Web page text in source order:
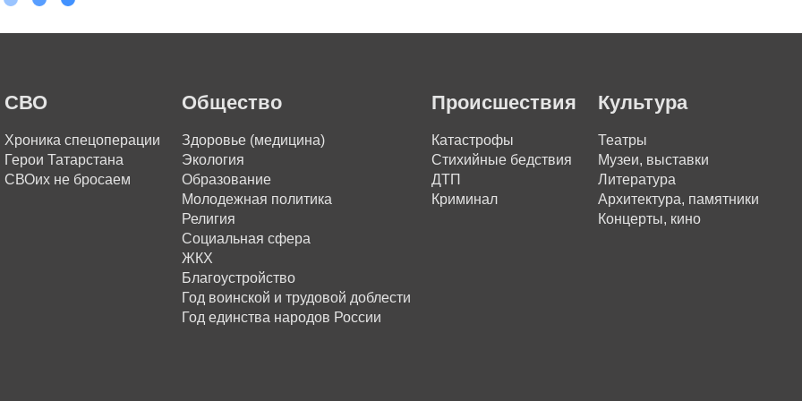
СВО
Хроника спецоперации
Герои Татарстана
СВОих не бросаем
Общество
Здоровье (медицина)
Экология
Образование
Молодежная политика
Религия
Социальная сфера
ЖКХ
Благоустройство
Год воинской и трудовой доблести
Год единства народов России
Происшествия
Катастрофы
Стихийные бедствия
ДТП
Криминал
Культура
Театры
Музеи, выставки
Литература
Архитектура, памятники
Концерты, кино